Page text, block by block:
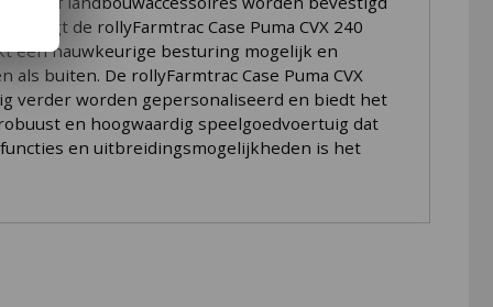
de rollyFarmtrac Case Puma CVX 240
een nauwkeurige besturing mogelijk en
buiten. De rollyFarmtrac Case Puma CVX
verder worden gepersonaliseerd en biedt het
en hoogwaardig speelgoedvoertuig dat
en uitbreidingsmogelijkheden is het